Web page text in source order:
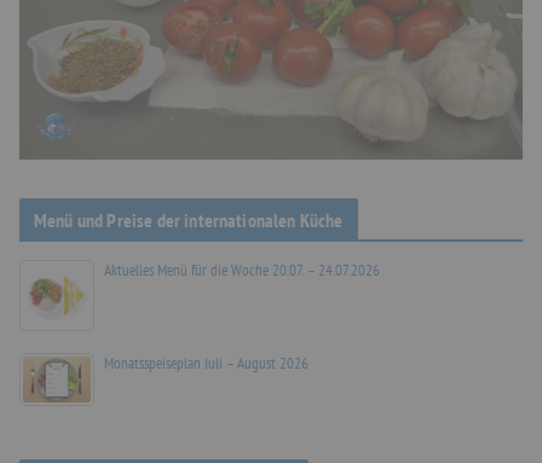
Menü und Preise der internationalen Küche
Aktuelles Menü für die Woche 20.07. – 24.07.2026
Monatsspeiseplan Juli – August 2026